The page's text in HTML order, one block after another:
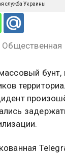
служба Украины